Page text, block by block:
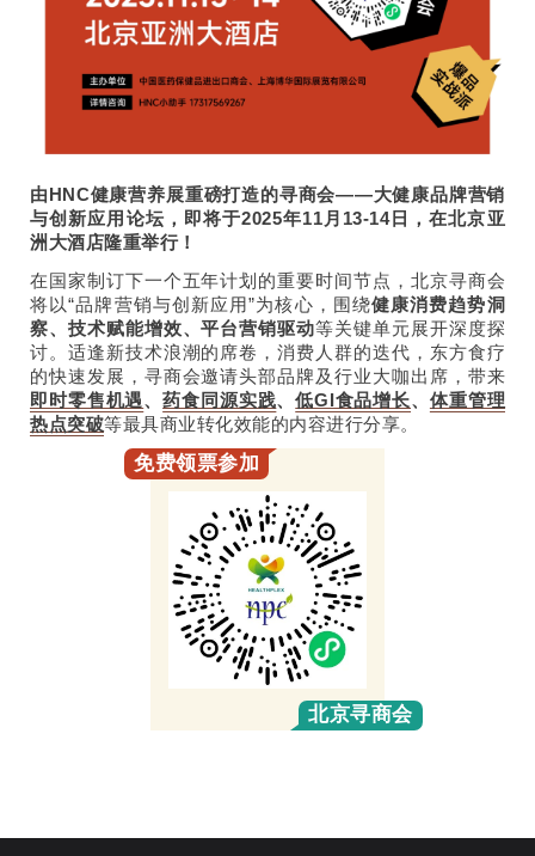
由HNC健康营养展重磅打造的寻商会——大健康品牌营销
与创新应用论坛，即将于2025年11月13-14日，在北京亚
洲大酒店隆重举行！
在国家制订下一个五年计划的重要时间节点，北京寻商会
将以“品牌营销与创新应用”为核心，围绕健康消费趋势洞
察、技术赋能增效、平台营销驱动等关键单元展开深度探
讨。适逢新技术浪潮的席卷，消费人群的迭代，东方食疗
的快速发展，寻商会邀请头部品牌及行业大咖出席，带来
即时零售机遇、药食同源实践、低GI食品增长、 体重管理
热点突破等最具商业转化效能的内容进行分享。
免费领票参加
北京寻商会